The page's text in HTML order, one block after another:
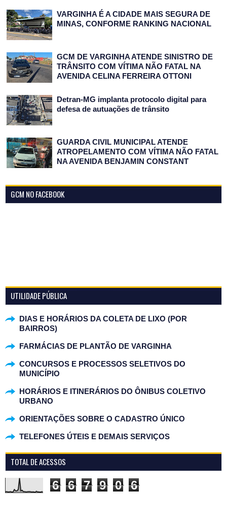
VARGINHA É A CIDADE MAIS SEGURA DE
MINAS, CONFORME RANKING NACIONAL
GCM DE VARGINHA ATENDE SINISTRO DE
TRÂNSITO COM VÍTIMA NÃO FATAL NA
AVENIDA CELINA FERREIRA OTTONI
Detran-MG implanta protocolo digital para
defesa de autuações de trânsito
GUARDA CIVIL MUNICIPAL ATENDE
ATROPELAMENTO COM VÍTIMA NÃO FATAL
NA AVENIDA BENJAMIN CONSTANT
GCM NO FACEBOOK
UTILIDADE PÚBLICA
DIAS E HORÁRIOS DA COLETA DE LIXO (POR
BAIRROS)
FARMÁCIAS DE PLANTÃO DE VARGINHA
CONCURSOS E PROCESSOS SELETIVOS DO
MUNICÍPIO
HORÁRIOS E ITINERÁRIOS DO ÔNIBUS COLETIVO
URBANO
ORIENTAÇÕES SOBRE O CADASTRO ÚNICO
TELEFONES ÚTEIS E DEMAIS SERVIÇOS
TOTAL DE ACESSOS
6 6 7 9 0 6